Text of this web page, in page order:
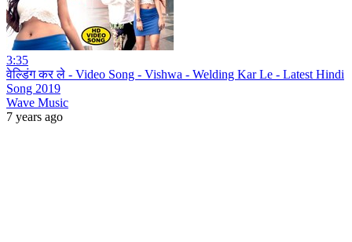
3:35
वेल्डिंग कर ले - Video Song - Vishwa - Welding Kar Le - Latest Hindi
Song 2019
Wave Music
7 years ago